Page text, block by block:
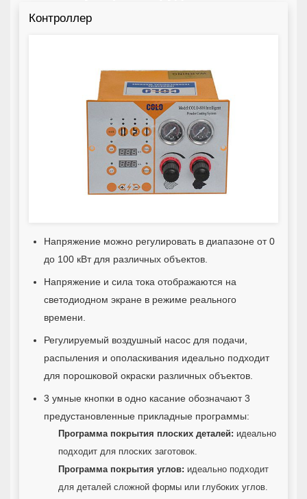
Контроллер
Напряжение можно регулировать в диапазоне от 0
до 100 кВт для различных объектов.
Напряжение и сила тока отображаются на
светодиодном экране в режиме реального
времени.
Регулируемый воздушный насос для подачи,
распыления и ополаскивания идеально подходит
для порошковой окраски различных объектов.
3 умные кнопки в одно касание обозначают 3
предустановленные прикладные программы:
Программа покрытия плоских деталей: идеально
подходит для плоских заготовок.
Программа покрытия углов: идеально подходит
для деталей сложной формы или глубоких углов.